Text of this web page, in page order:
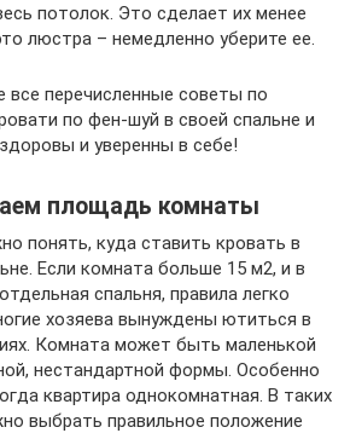
потолок. Это сделает их менее
люстра – немедленно уберите ее.
все перечисленные советы по
по фен-шуй в своей спальне и
и уверенны в себе!
площадь комнаты
понять, куда ставить кровать в
Если комната больше 15 м2, и в
спальня, правила легко
хозяева вынуждены ютиться в
Комната может быть маленькой
нестандартной формы. Особенно
квартира однокомнатная. В таких
выбрать правильное положение